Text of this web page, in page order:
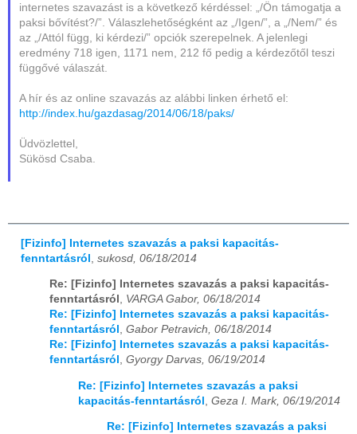
internetes szavazást is a következő kérdéssel: „/Ön támogatja a
paksi bővítést?/”. Válaszlehetőségként az „/Igen/”, a „/Nem/” és
az „/Attól függ, ki kérdezi/” opciók szerepelnek. A jelenlegi
eredmény 718 igen, 1171 nem, 212 fő pedig a kérdezőtől teszi
függővé válaszát.
A hír és az online szavazás az alábbi linken érhető el:
http://index.hu/gazdasag/2014/06/18/paks/
Üdvözlettel,
Sükösd Csaba.
[Fizinfo] Internetes szavazás a paksi kapacitás-
fenntartásról sukosd, 06/18/2014
Re: [Fizinfo] Internetes szavazás a paksi kapacitás-
fenntartásról , VARGA Gabor, 06/18/2014
Re: [Fizinfo] Internetes szavazás a paksi kapacitás-
fenntartásról , Gabor Petravich, 06/18/2014
Re: [Fizinfo] Internetes szavazás a paksi kapacitás-
fenntartásról , Gyorgy Darvas, 06/19/2014
Re: [Fizinfo] Internetes szavazás a paksi
kapacitás-fenntartásról
Geza I. Mark, 06/19/2014
Re: [Fizinfo] Internetes szavazás a paksi